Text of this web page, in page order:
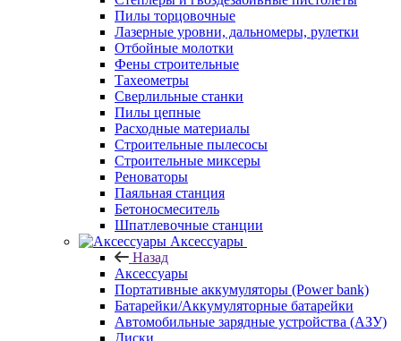
Пилы торцовочные
Лазерные уровни, дальномеры, рулетки
Отбойные молотки
Фены строительные
Тахеометры
Сверлильные станки
Пилы цепные
Расходные материалы
Строительные пылесосы
Строительные миксеры
Реноваторы
Паяльная станция
Бетоносмеситель
Шпатлевочные станции
Аксессуары
Назад
Аксессуары
Портативные аккумуляторы (Power bank)
Батарейки/Аккумуляторные батарейки
Автомобильные зарядные устройства (АЗУ)
Диски